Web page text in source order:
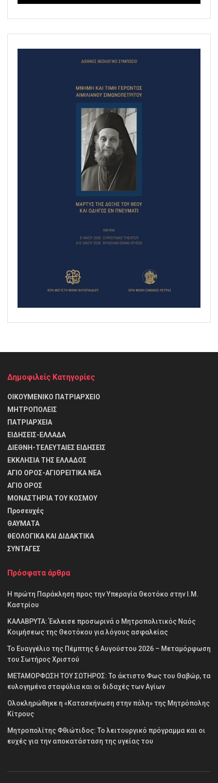
Δημοφιλείς Κατηγορίες
ΟΙΚΟΥΜΕΝΙΚΟ ΠΑΤΡΙΑΡΧΕΙΟ
ΜΗΤΡΟΠΟΛΕΙΣ
ΠΑΤΡΙΑΡΧΕΙΑ
ΕΙΔΗΣΕΙΣ-ΕΛΛΑΔΑ
ΔΙΕΘΝΗ-ΤΕΛΕΥΤΑΙΕΣ ΕΙΔΗΣΕΙΣ
ΕΚΚΛΗΣΙΑ ΤΗΣ ΕΛΛΑΔΟΣ
ΑΓΙΟ ΟΡΟΣ-ΑΓΙΟΡΕΙΤΙΚΑ ΝΕΑ
ΑΓΙΟ ΟΡΟΣ
ΜΟΝΑΣΤΗΡΙΑ ΤΟΥ ΚΟΣΜΟΥ
Προσευχές
ΘΑΥΜΑΤΑ
θΕΟΛΟΓΙΚΑ ΚΑΙ ΔΙΔΑΚΤΙΚΑ
ΣΥΝΤΑΓΕΣ
Πρόσφατα άρθρα
Η πρώτη Παράκληση προς την Υπεραγία Θεοτόκο στην Ι.Μ.
Καστρίου
ΚΑΛΑΒΡΥΤΑ: Έκλεισε προσωρινά ο Μητροπολιτικός Ναός
Κοιμήσεως της Θεοτόκου για λόγους ασφαλείας
Το Ευαγγέλιο της Πέμπτης 6 Αυγούστου 2026 – Μεταμόρφωση
του Σωτήρος Χριστού
ΜΕΤΑΜΟΡΦΩΣΗ ΤΟΥ ΣΩΤΗΡΟΣ: Το άκτιστο Φως του Θαβώρ, τα
ευλογημένα σταφύλια και οι διδαχές των Αγίων
Ολοκληρώθηκε η «Κατασκήνωση στην πόλη» της Μητρόπολης
Κίτρους
Μητροπολίτης Φθιώτιδος: Το λειτουργικό πρόγραμμα και οι
ευχές για την αποκατάσταση της υγείας του